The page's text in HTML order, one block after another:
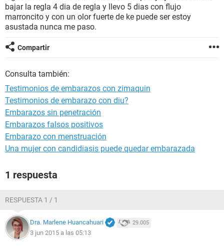
SEXUALIDAD
GLOSARIO
bajar la regla 4 dia de regla y llevo 5 dias con flujo
marroncito y con un olor fuerte de ke puede ser estoy
asustada nunca me paso.
Compartir
Consulta también:
Testimonios de embarazos con zimaquin
Testimonios de embarazo con diu?
Embarazos sin penetración
Embarazos falsos positivos
Embarazo con menstruación
Una mujer con candidiasis puede quedar embarazada
1 respuesta
RESPUESTA 1 / 1
Dra. Marlene Huancahuari 29.005
3 jun 2015 a las 05:13